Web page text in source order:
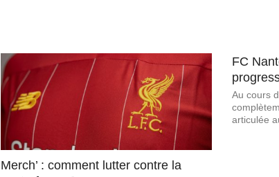
Merch’ : comment lutter contre la
FC
Au cours
articulée